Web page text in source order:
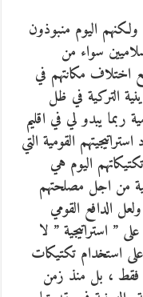
اليوم منبوذون
سواء من
اختلاف مكانتهم في
التركية في ظل
ربما يبدو لي في اقليم
القومية التي
اليوم هي
من اجل مصلحتهم
الدافع القومي
” استراتيجية ” لا
استخدام تكتيكات
، بل منذ زمن